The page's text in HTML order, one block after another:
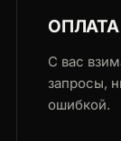
ОПЛАТА
С вас
запросы,
ошибкой.